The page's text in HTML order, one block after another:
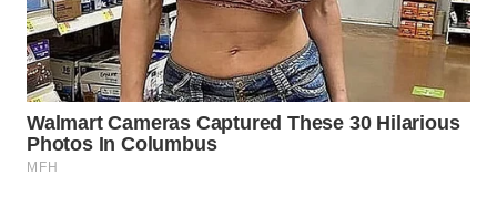
KONSUMEN
WAHANA
LISTRIK
WAHANA
TRAVEL